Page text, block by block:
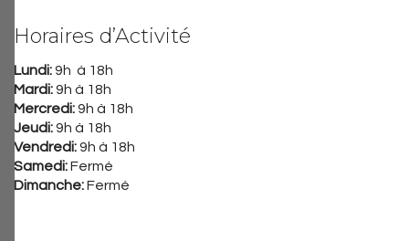
Horaires d’Activité
Lundi:9h à 18h
Mardi:9h à 18h
Mercredi:9h à 18h
Jeudi:9h à 18h
Vendredi:9h à 18h
Samedi:Fermé
Dimanche:Fermé